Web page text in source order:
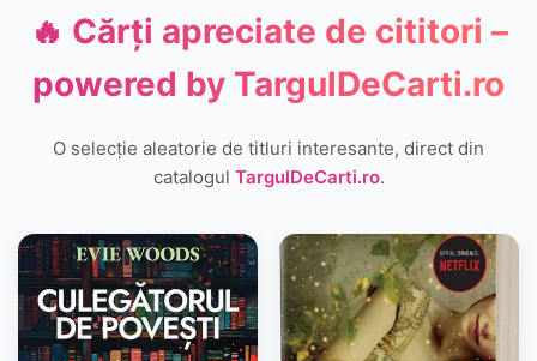
🔥 Cărți apreciate de cititori –
powered by TargulDeCarti.ro
O selecție aleatorie de titluri interesante, direct din
catalogul TargulDeCarti.ro.